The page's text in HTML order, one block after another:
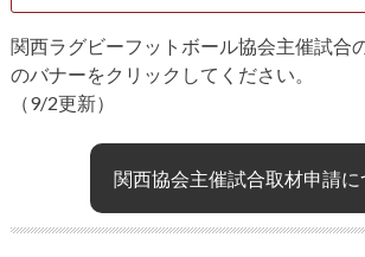
関西ラグビーフットボール協会主催試合
のバナーをクリックしてください。
（9/2更新）
関西協会主催試合取材申請に